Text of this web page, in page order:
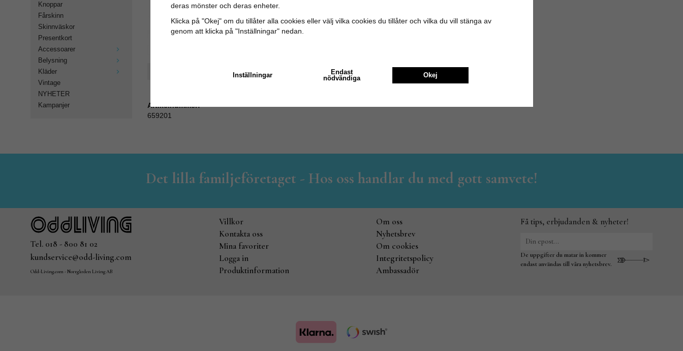
Knoppar
Fårskinn
Skinnväskor
Presentkort
Accessoarer
Belysning
Kläder
Vintage
NYHETER
Kampanjer
Artikelnummer:
659201
Det lilla familjeföretaget - Hos oss handlar du med gott samvete!
Tel. 018 - 800 81 02
kundservice@odd-living.com
Odd-Living.com - Norrgården Living AB
Villkor
Kontakta oss
Mina favoriter
Logga in
Produktinformation
Om oss
Nyhetsbrev
Om cookies
Integritetspolicy
Ambassadör
Få tips, erbjudanden & nyheter!
De uppgifter du matar in kommer
endast användas till våra nyhetsbrev.
deras mönster och deras enheter.
Klicka på "Okej" om du tillåter alla cookies eller välj vilka cookies du tillåter och vilka du vill stänga av
genom att klicka på "Inställningar" nedan.
Inställningar
Endast
nödvändiga
Okej